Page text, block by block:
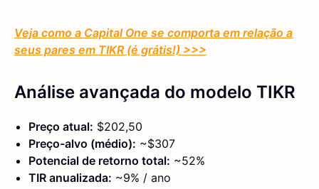
Veja como a Capital One se comporta em relação a
seus pares em TIKR (é grátis!) >>>
Análise avançada do modelo TIKR
Preço atual: $202,50
Preço-alvo (médio): ~$307
Potencial de retorno total: ~52%
TIR anualizada: ~9% / ano